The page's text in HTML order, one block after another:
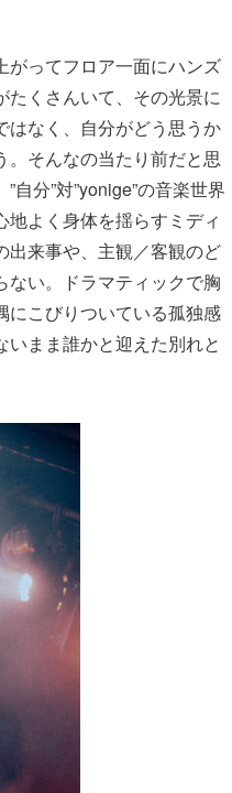
がってフロア一面にハンズ
たくさんいて、その光景に
はなく、自分がどう思うか
。そんなの当たり前だと思
分”対”yonige”の音楽世界
よく身体を揺らすミディ
出来事や、主観／客観のど
ない。ドラマティックで胸
にこびりついている孤独感
まま誰かと迎えた別れと